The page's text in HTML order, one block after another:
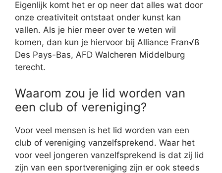
Eigenlijk komt het er op neer dat alles wat door
onze creativiteit ontstaat onder kunst kan
vallen. Als je hier meer over te weten wil
komen, dan kun je hiervoor bij Alliance Fran√ß
Des Pays-Bas, AFD Walcheren Middelburg
terecht.
Waarom zou je lid worden van
een club of vereniging?
Voor veel mensen is het lid worden van een
club of vereniging vanzelfsprekend. Waar het
voor veel jongeren vanzelfsprekend is dat zij lid
zijn van een sportvereniging zijn er ook steeds